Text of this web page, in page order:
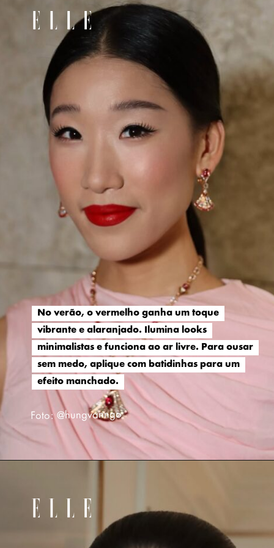
No verão, o vermelho ganha um toque
vibrante e alaranjado. Ilumina looks
minimalistas e funciona ao ar livre. Para ousar
sem medo, aplique com batidinhas para um
efeito manchado.
No verão, o vermelho ganha um toque
vibrante e alaranjado. Ilumina looks
minimalistas e funciona ao ar livre. Para ousar
sem medo, aplique com batidinhas para um
efeito manchado.
Foto: @hungvanngo